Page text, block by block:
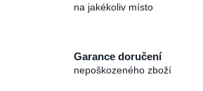
í
p
na jakékoliv místo
Garance doručení
nepoškozeného zboží